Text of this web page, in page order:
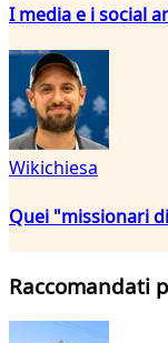
I media e i social
Wikichiesa
Quei "missionari
Raccomandati